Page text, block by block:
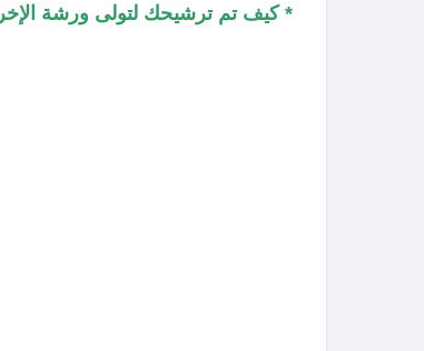
* كيف تم ترشيحك لتولى ورشة